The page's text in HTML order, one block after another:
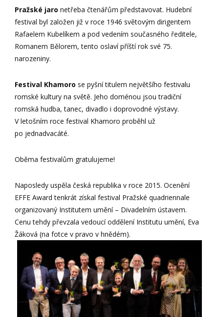
Pražské jaro netřeba čtenářům představovat. Hudební
festival byl založen již v roce 1946 světovým dirigentem
Rafaelem Kubelíkem a pod vedením současného ředitele,
Romanem Bělorem, tento oslaví příští rok své 75.
narozeniny.
Festival Khamoro se pyšní titulem největšího festivalu
romské kultury na světě. Jeho doménou jsou tradiční
romská hudba, tanec, divadlo i doprovodné výstavy.
V letošním roce festival Khamoro proběhl už
po jednadvacáté.
Oběma festivalům gratulujeme!
Naposledy uspěla česká republika v roce 2015. Ocenění
EFFE Award tenkrát získal festival Pražské quadriennale
organizovaný Institutem umění – Divadelním ústavem.
Cenu tehdy převzala vedoucí oddělení Institutu umění, Eva
Žáková (na fotce v pravo v hnědém).